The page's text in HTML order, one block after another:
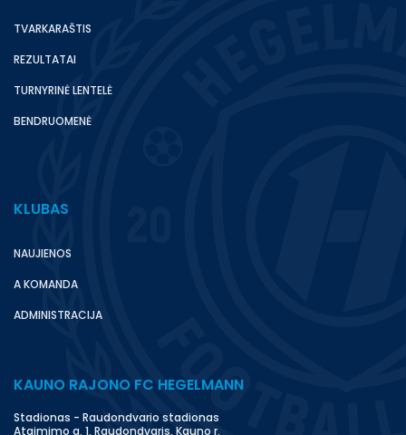
TVARKARAŠTIS
REZULTATAI
TURNYRINĖ LENTELĖ
BENDRUOMENĖ
KLUBAS
NAUJIENOS
A KOMANDA
ADMINISTRACIJA
KAUNO RAJONO FC HEGELMANN
Stadionas - Raudondvario stadionas
Atgimimo g. 1, Raudondvaris, Kauno r.